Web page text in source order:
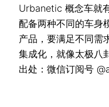
Urbanetic 概念车就
配备两种不同的车身
产品，要满足不同需
集成化，就像太极八
出处：微信订阅号